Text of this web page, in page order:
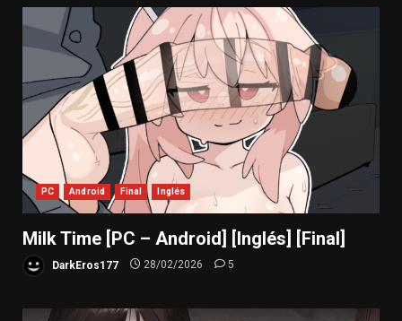
PC Android Final Inglés
Milk Time [PC – Android] [Inglés] [Final]
DarkEros177 28/02/2026 5